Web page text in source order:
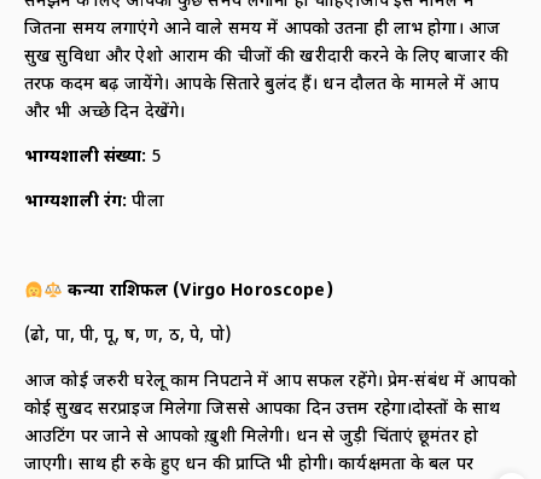
जितना समय लगाएंगे आने वाले समय में आपको उतना ही लाभ होगा। आज
सुख सुविधा और ऐशो आराम की चीजों की खरीदारी करने के लिए बाजार की
तरफ कदम बढ़ जायेंगे। आपके सितारे बुलंद हैं। धन दौलत के मामले में आप
और भी अच्छे दिन देखेंगे।
भाग्यशाली संख्या: 5
भाग्यशाली रंग: पीला
कन्या राशिफल (Virgo Horoscope)
(ढो, पा, पी, पू, ष, ण, ठ, पे, पो)
आज कोई जरुरी घरेलू काम निपटाने में आप सफल रहेंगे। प्रेम-संबंध में आपको
कोई सुखद सरप्राइज मिलेगा जिससे आपका दिन उत्तम रहेगा।दोस्तों के साथ
आउटिंग पर जाने से आपको ख़ुशी मिलेगी। धन से जुड़ी चिंताएं छूमंतर हो
जाएगी। साथ ही रुके हुए धन की प्राप्ति भी होगी। कार्यक्षमता के बल पर